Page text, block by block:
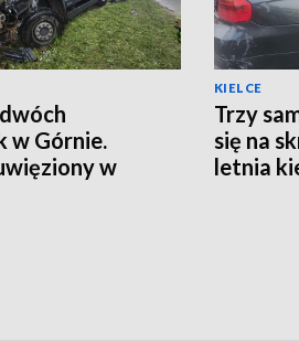
w Górnie.
w
KIELCE
Trzy
się na
letnia